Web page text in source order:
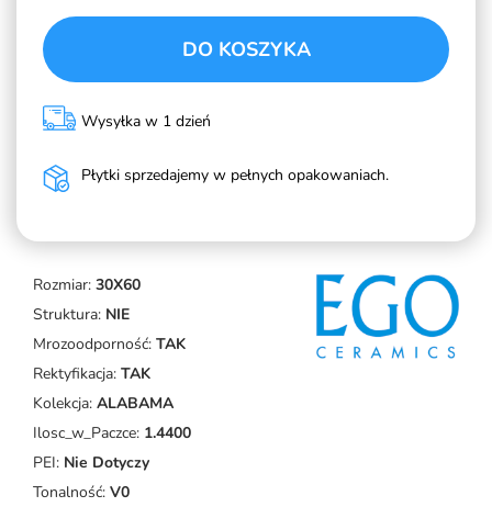
Rozmiar: 30X60
Struktura: NIE
Mrozoodporność: TAK
Rektyfikacja: TAK
Kolekcja: ALABAMA
Ilosc_w_Paczce: 1.4400
PEI: Nie Dotyczy
Tonalność: V0
DO KOSZYKA
Wysyłka w 1 dzień
Płytki sprzedajemy w pełnych opakowaniach.